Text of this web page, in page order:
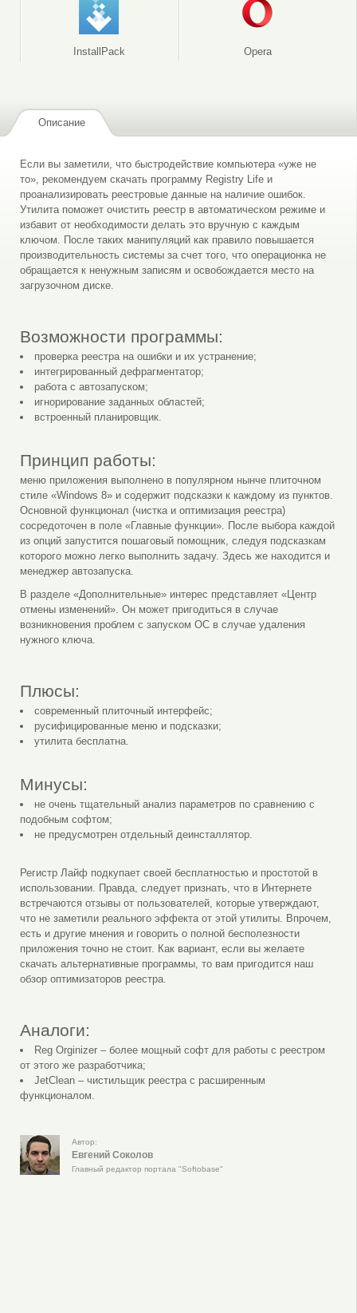
InstallPack Opera
Описание
Если вы заметили, что быстродействие компьютера «уже не
то», рекомендуем скачать программу Registry Life и
проанализировать реестровые данные на наличие ошибок.
Утилита поможет очистить реестр в автоматическом режиме и
избавит от необходимости делать это вручную с каждым
ключом. После таких манипуляций как правило повышается
производительность системы за счет того, что операционка не
обращается к ненужным записям и освобождается место на
загрузочном диске.
Возможности программы:
проверка реестра на ошибки и их устранение;
интегрированный дефрагментатор;
работа с автозапуском;
игнорирование заданных областей;
встроенный планировщик.
Принцип работы:
меню приложения выполнено в популярном нынче плиточном
стиле «Windows 8» и содержит подсказки к каждому из пунктов.
Основной функционал (чистка и оптимизация реестра)
сосредоточен в поле «Главные функции». После выбора каждой
из опций запустится пошаговый помощник, следуя подсказкам
которого можно легко выполнить задачу. Здесь же находится и
менеджер автозапуска.
В разделе «Дополнительные» интерес представляет «Центр
отмены изменений». Он может пригодиться в случае
возникновения проблем с запуском ОС в случае удаления
нужного ключа.
Плюсы:
современный плиточный интерфейс;
русифицированные меню и подсказки;
утилита бесплатна.
Минусы:
не очень тщательный анализ параметров по сравнению с
подобным софтом;
не предусмотрен отдельный деинсталлятор.
Регистр Лайф подкупает своей бесплатностью и простотой в
использовании. Правда, следует признать, что в Интернете
встречаются отзывы от пользователей, которые утверждают,
что не заметили реального эффекта от этой утилиты. Впрочем,
есть и другие мнения и говорить о полной бесполезности
приложения точно не стоит. Как вариант, если вы желаете
скачать альтернативные программы, то вам пригодится наш
обзор оптимизаторов реестра.
Аналоги:
Reg Orginizer – более мощный софт для работы с реестром
от этого же разработчика;
JetClean – чистильщик реестра с расширенным
функционалом.
Автор:
Евгений Соколов
Главный редактор портала "Softobase"